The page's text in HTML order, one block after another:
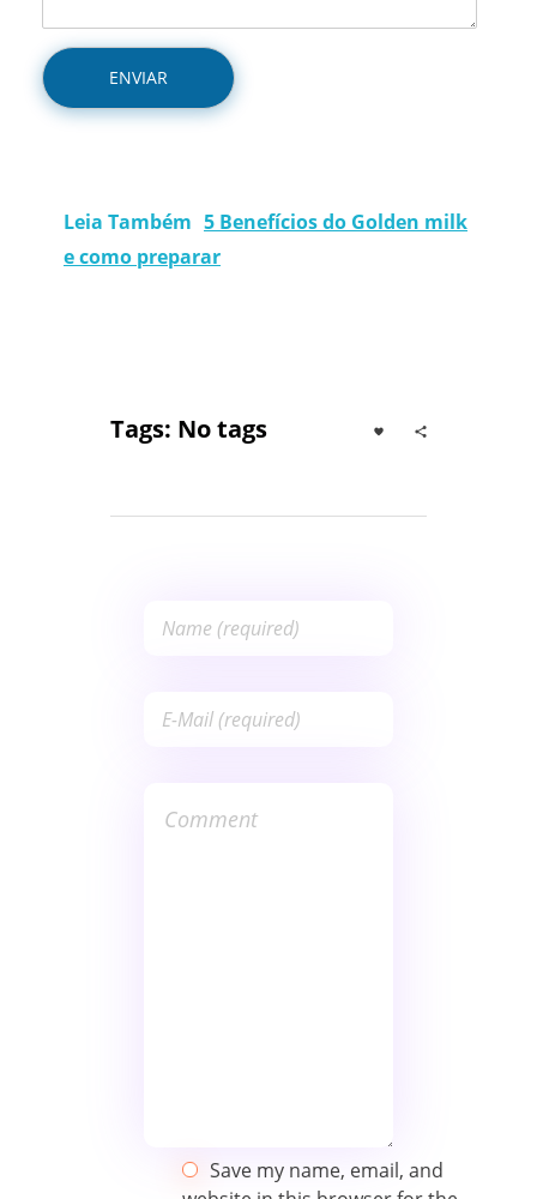
Leia Também 5 Benefícios do Golden milk
e como preparar
Tags: No tags
Save my name, email, and